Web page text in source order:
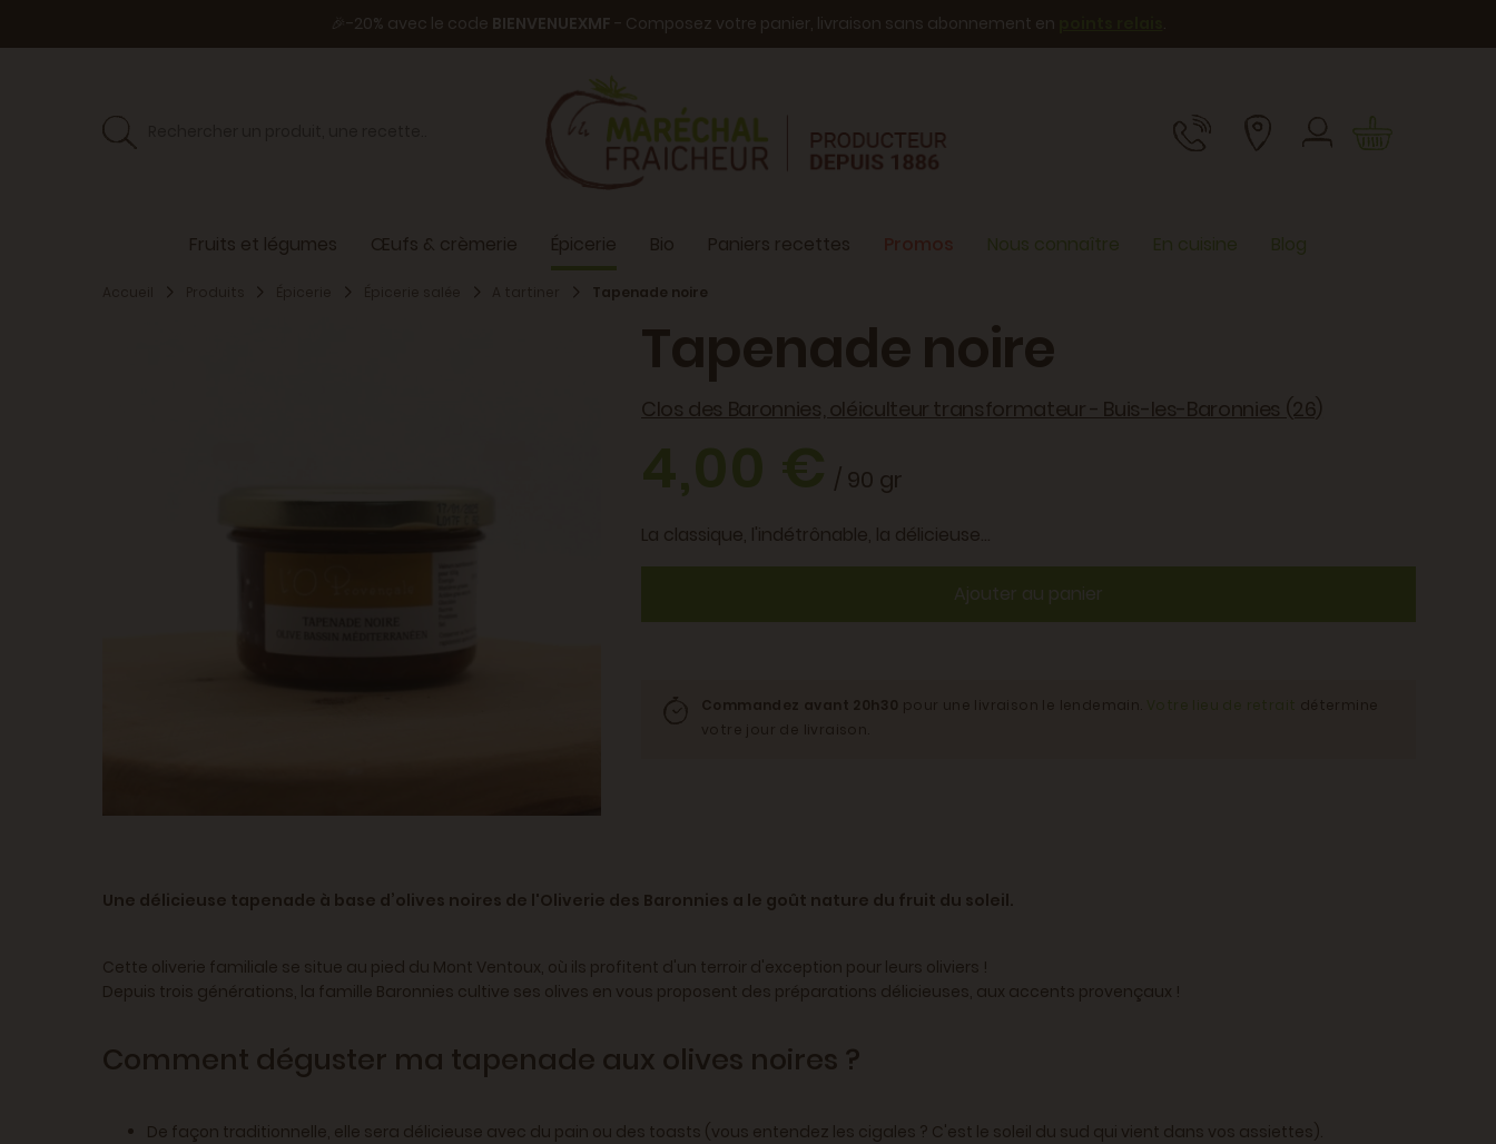
🎉-20% avec le code BIENVENUEXMF - Composez votre panier, livraison sans abonnement en .
Fruits et légumes Œufs & crèmerie Épicerie Bio Paniers recettes Nous connaître En cuisine Blog
Tapenade noire
Tapenade noire
Clos des Baronnies, oléiculteur transformateur - Buis-les-Baronnies (26)
4,00 €/ 90 gr
La classique, l'indétrônable, la délicieuse...
Ajouter au panier
Une délicieuse tapenade à base d’olives noires de l'Oliverie des Baronnies a le goût nature du fruit du soleil.
Cette oliverie familiale se situe au pied du Mont Ventoux, où ils profitent d'un terroir d'exception pour leurs oliviers !
Depuis trois générations, la famille Baronnies cultive ses olives en vous proposent des préparations délicieuses, aux accents provençaux !
Comment déguster ma tapenade aux olives noires ?
De façon traditionnelle, elle sera délicieuse avec du pain ou des toasts (vous entendez les cigales ? C'est le soleil du sud qui vient dans vos assiettes).